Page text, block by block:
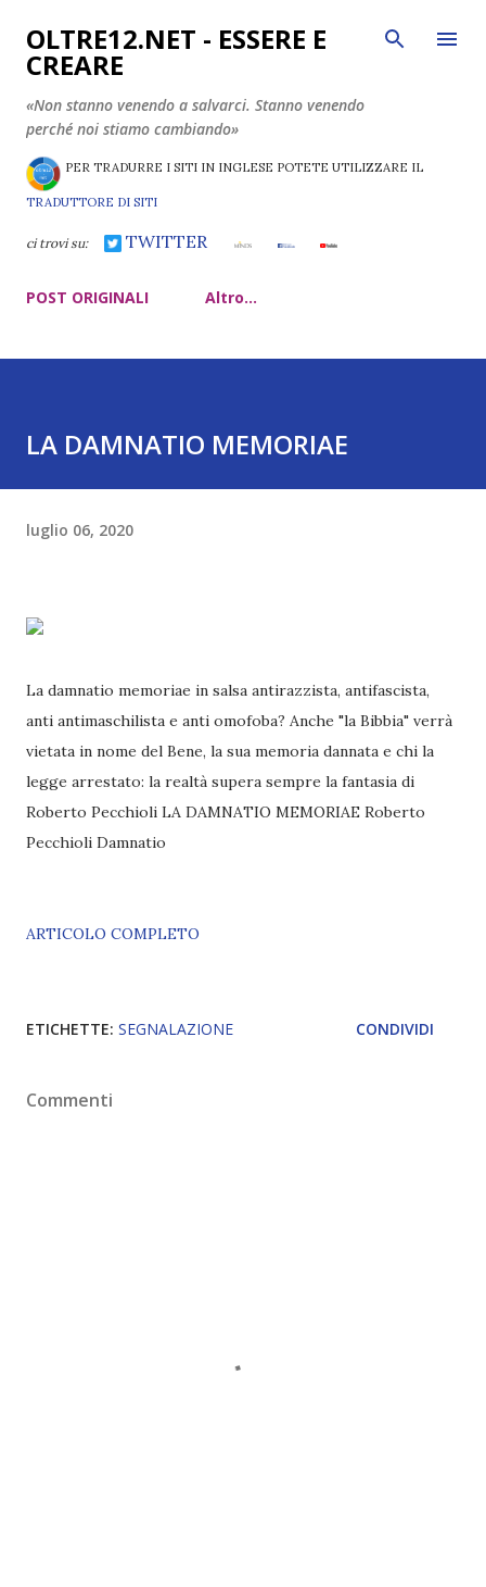
Passa ai contenuti principali
OLTRE12.NET - ESSERE E
CREARE
«Non stanno venendo a salvarci. Stanno venendo
perché noi stiamo cambiando»
PER TRADURRE I SITI IN INGLESE POTETE UTILIZZARE IL
TRADUTTORE DI SITI
ci trovi su: TWITTER
POST ORIGINALI Altro…
LA DAMNATIO MEMORIAE
luglio 06, 2020
La damnatio memoriae in salsa antirazzista, antifascista,
anti antimaschilista e anti omofoba? Anche "la Bibbia" verrà
vietata in nome del Bene, la sua memoria dannata e chi la
legge arrestato: la realtà supera sempre la fantasia di
Roberto Pecchioli LA DAMNATIO MEMORIAE Roberto
Pecchioli Damnatio
ARTICOLO COMPLETO
ETICHETTE: SEGNALAZIONE CONDIVIDI
Commenti